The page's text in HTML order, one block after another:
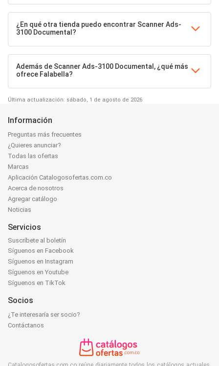
¿En qué otra tienda puedo encontrar Scanner Ads-
3100 Documental?
Además de Scanner Ads-3100 Documental, ¿qué más
ofrece Falabella?
Última actualización: sábado, 1 de agosto de 2026
Información
Preguntas más frecuentes
¿Quieres anunciar?
Todas las ofertas
Marcas
Aplicación Catalogosofertas.com.co
Acerca de nosotros
Agregar catálogo
Noticias
Servicios
Suscríbete al boletín
Síguenos en Facebook
Síguenos en Instagram
Síguenos en Youtube
Síguenos en TikTok
Socios
¿Te interesaría ser socio?
Contáctanos